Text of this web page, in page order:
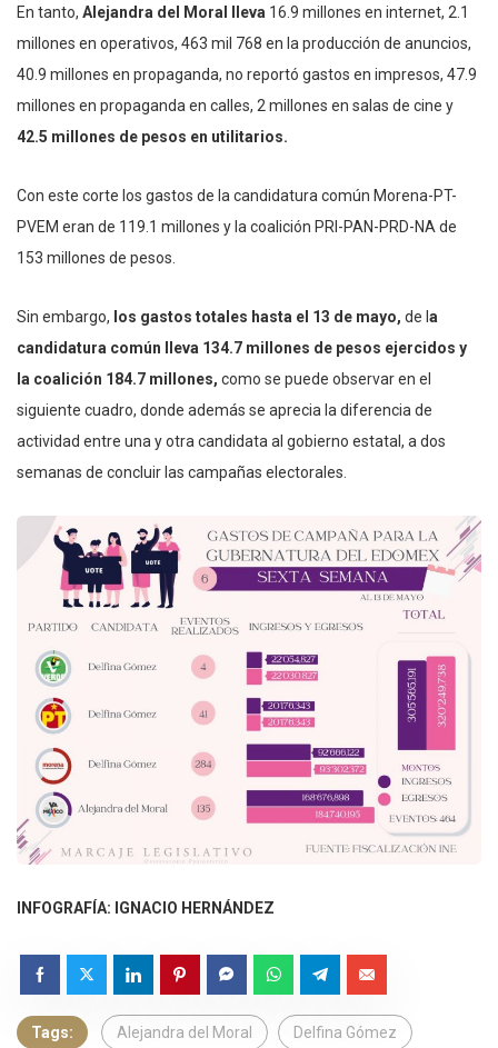
En tanto, Alejandra del Moral lleva 16.9 millones en internet, 2.1
millones en operativos, 463 mil 768 en la producción de anuncios,
40.9 millones en propaganda, no reportó gastos en impresos, 47.9
millones en propaganda en calles, 2 millones en salas de cine y
42.5 millones de pesos en utilitarios.
Con este corte los gastos de la candidatura común Morena-PT-
PVEM eran de 119.1 millones y la coalición PRI-PAN-PRD-NA de
153 millones de pesos.
Sin embargo, los gastos totales hasta el 13 de mayo, de l a
candidatura común lleva 134.7 millones de pesos ejercidos y
la coalición 184.7 millones, como se puede observar en el
siguiente cuadro, donde además se aprecia la diferencia de
actividad entre una y otra candidata al gobierno estatal, a dos
semanas de concluir las campañas electorales.
INFOGRAFÍA: IGNACIO HERNÁNDEZ
Tags: Alejandra del Moral Delfina Gómez